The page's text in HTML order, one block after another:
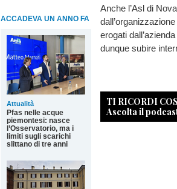
ACCADEVA UN ANNO FA
Attualità
Pfas nelle acque
piemontesi: nasce
l’Osservatorio, ma i
limiti sugli scarichi
slittano di tre anni
Anche l’Asl di
erogati
dunque subire
TI RICORDI
Ascolta il